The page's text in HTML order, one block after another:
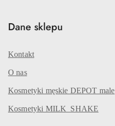
Dane sklepu
Kontakt
O nas
Kosmetyki męskie DEPOT male
Kosmetyki MILK_SHAKE